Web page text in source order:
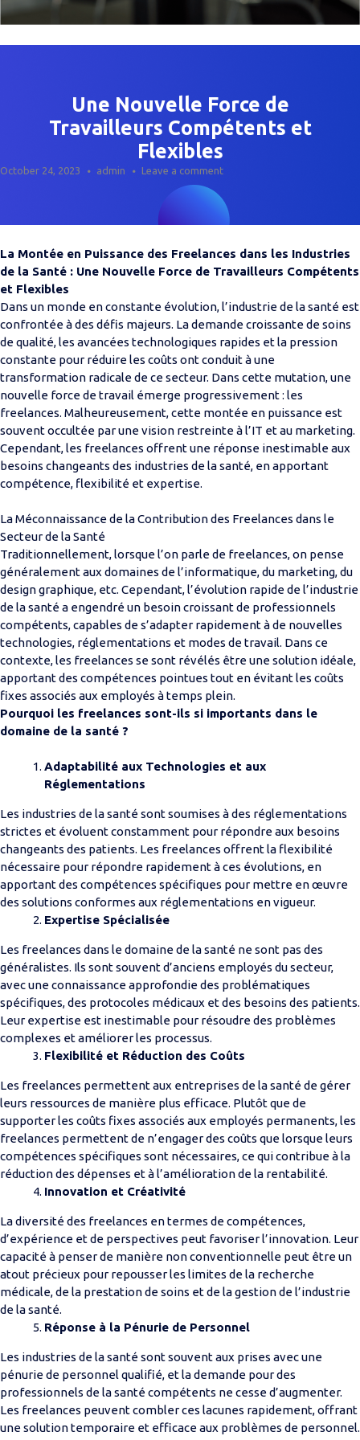
Une Nouvelle Force de
Travailleurs Compétents et
Flexibles
October 24, 2023 admin Leave a comment
La Montée en Puissance des Freelances dans les Industries
de la Santé : Une Nouvelle Force de Travailleurs Compétents
et Flexibles
Dans un monde en constante évolution, l’industrie de la santé est
confrontée à des défis majeurs. La demande croissante de soins
de qualité, les avancées technologiques rapides et la pression
constante pour réduire les coûts ont conduit à une
transformation radicale de ce secteur. Dans cette mutation, une
nouvelle force de travail émerge progressivement : les
freelances. Malheureusement, cette montée en puissance est
souvent occultée par une vision restreinte à l’IT et au marketing.
Cependant, les freelances offrent une réponse inestimable aux
besoins changeants des industries de la santé, en apportant
compétence, flexibilité et expertise.
La Méconnaissance de la Contribution des Freelances dans le
Secteur de la Santé
Traditionnellement, lorsque l’on parle de freelances, on pense
généralement aux domaines de l’informatique, du marketing, du
design graphique, etc. Cependant, l’évolution rapide de l’industrie
de la santé a engendré un besoin croissant de professionnels
compétents, capables de s’adapter rapidement à de nouvelles
technologies, réglementations et modes de travail. Dans ce
contexte, les freelances se sont révélés être une solution idéale,
apportant des compétences pointues tout en évitant les coûts
fixes associés aux employés à temps plein.
Pourquoi les freelances sont-ils si importants dans le
domaine de la santé ?
Adaptabilité aux Technologies et aux
Réglementations
Les industries de la santé sont soumises à des réglementations
strictes et évoluent constamment pour répondre aux besoins
changeants des patients. Les freelances offrent la flexibilité
nécessaire pour répondre rapidement à ces évolutions, en
apportant des compétences spécifiques pour mettre en œuvre
des solutions conformes aux réglementations en vigueur.
Expertise Spécialisée
Les freelances dans le domaine de la santé ne sont pas des
généralistes. Ils sont souvent d’anciens employés du secteur,
avec une connaissance approfondie des problématiques
spécifiques, des protocoles médicaux et des besoins des patients.
Leur expertise est inestimable pour résoudre des problèmes
complexes et améliorer les processus.
Flexibilité et Réduction des Coûts
Les freelances permettent aux entreprises de la santé de gérer
leurs ressources de manière plus efficace. Plutôt que de
supporter les coûts fixes associés aux employés permanents, les
freelances permettent de n’engager des coûts que lorsque leurs
compétences spécifiques sont nécessaires, ce qui contribue à la
réduction des dépenses et à l’amélioration de la rentabilité.
Innovation et Créativité
La diversité des freelances en termes de compétences,
d’expérience et de perspectives peut favoriser l’innovation. Leur
capacité à penser de manière non conventionnelle peut être un
atout précieux pour repousser les limites de la recherche
médicale, de la prestation de soins et de la gestion de l’industrie
de la santé.
Réponse à la Pénurie de Personnel
Les industries de la santé sont souvent aux prises avec une
pénurie de personnel qualifié, et la demande pour des
professionnels de la santé compétents ne cesse d’augmenter.
Les freelances peuvent combler ces lacunes rapidement, offrant
une solution temporaire et efficace aux problèmes de personnel.